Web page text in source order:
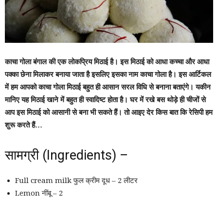
काचा गोला बंगाल की एक लोकप्रिय मिठाई है। इस मिठाई को आधा कच्चा और आधा
पक्का छेना मिलाकर बनाया जाता है इसलिए इसका नाम काचा गोला है। इस आर्टिकल
में हम आपको काचा गोला मिठाई बहुत ही आसान सरल विधि से बनाना बताएंगे। यकीन
मानिए यह मिठाई खाने में बहुत ही स्वादिष्ट होता है। घर में रखे बस थोड़े ही चीजों से
आप इस मिठाई को आसानी से बना भी सकते हैं। तो आइए देर किस बात कि रेसिपी हम
शुरू करते हैं…
सामग्री (Ingredients) –
Full cream milk फुल क्रीम दूध – 2 लीटर
Lemon नींबू – 2